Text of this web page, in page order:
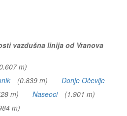
vazdušna linija od Vranova
m)
(0.839 m)
Donje Očevlje
m) Naseoci
(1.901 m)
m)